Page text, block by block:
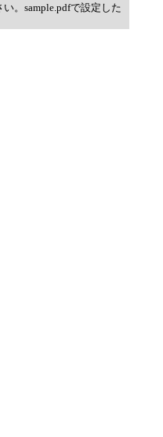
。sample.pdfで設定した